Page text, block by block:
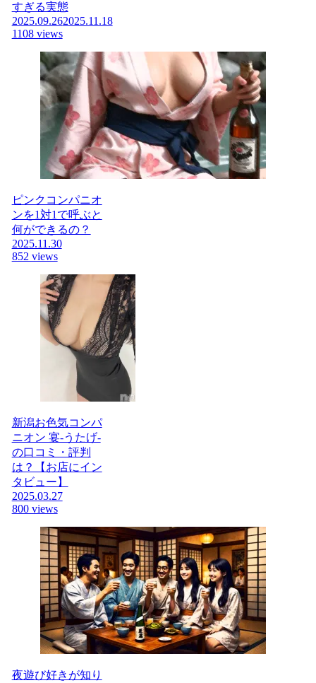
すぎる実態
2025.09.262025.11.18
1108 views
ピンクコンパニオ
ンを1対1で呼ぶと
何ができるの？
2025.11.30
852 views
新潟お色気コンパ
ニオン 宴-うたげ-
の口コミ・評判
は？【お店にイン
タビュー】
2025.03.27
800 views
夜遊び好きが知り